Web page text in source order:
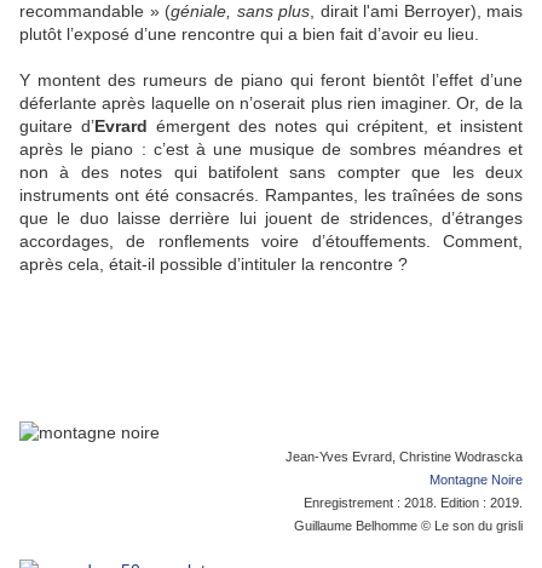
recommandable » (géniale, sans plus , dirait l'ami Berroyer), mais
plutôt l’exposé d’une rencontre qui a bien fait d’avoir eu lieu.
Y montent des rumeurs de piano qui feront bientôt l’effet d’une
déferlante après laquelle on n’oserait plus rien imaginer. Or, de la
guitare d’Evrard émergent des notes qui crépitent, et insistent
après le piano : c’est à une musique de sombres méandres et
non à des notes qui batifolent sans compter que les deux
instruments ont été consacrés. Rampantes, les traînées de sons
que le duo laisse derrière lui jouent de stridences, d’étranges
accordages, de ronflements voire d’étouffements. Comment,
après cela, était-il possible d’intituler la rencontre ?
Jean-Yves Evrard, Christine Wodrascka
Montagne Noire
Enregistrement : 2018. Edition : 2019.
Guillaume Belhomme © Le son du grisli